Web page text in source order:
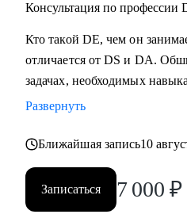
Консультация по профессии
Кто такой DE, чем он
отличается от DS и DA.
задачах, необходимых
Развернуть
Ближайшая запись10
Записаться 7 000 ₽